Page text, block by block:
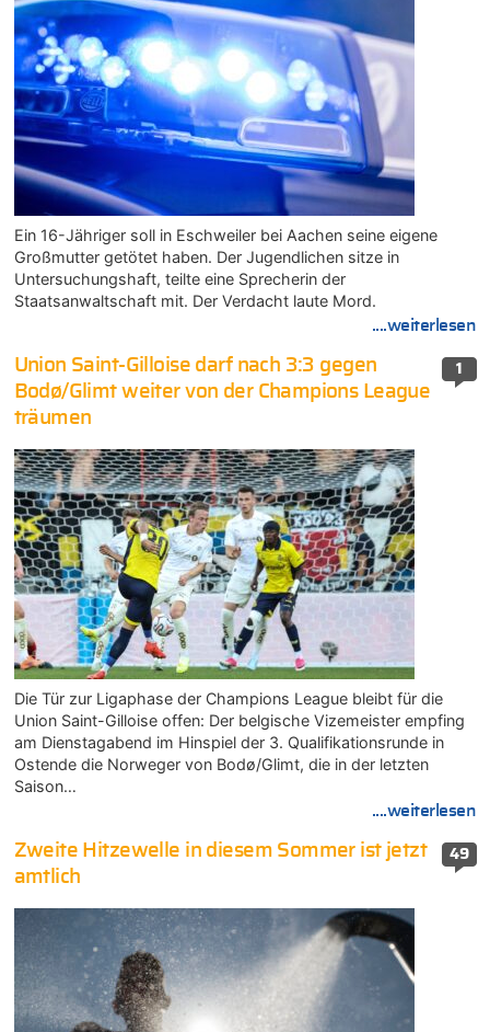
Ein 16-Jähriger soll in Eschweiler bei Aachen seine eigene
Großmutter getötet haben. Der Jugendlichen sitze in
Untersuchungshaft, teilte eine Sprecherin der
Staatsanwaltschaft mit. Der Verdacht laute Mord.
....weiterlesen
1
Union Saint-Gilloise darf nach 3:3 gegen
Bodø/Glimt weiter von der Champions League
träumen
Die Tür zur Ligaphase der Champions League bleibt für die
Union Saint-Gilloise offen: Der belgische Vizemeister empfing
am Dienstagabend im Hinspiel der 3. Qualifikationsrunde in
Ostende die Norweger von Bodø/Glimt, die in der letzten
Saison…
....weiterlesen
49
Zweite Hitzewelle in diesem Sommer ist jetzt
amtlich